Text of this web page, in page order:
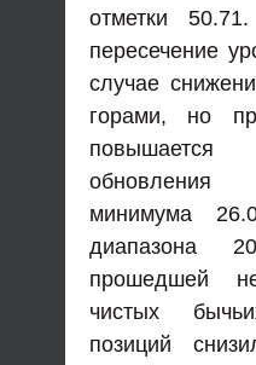
отметки
пересечение
случае
горами, но
обновления
минимума
диапазона
прошедшей
чистых
позиций